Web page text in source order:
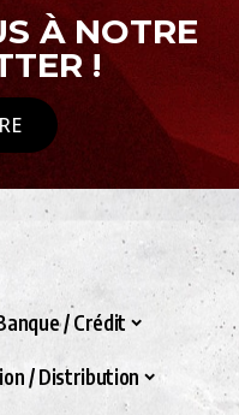
À NOTRE
!
/ Crédit
/ Distribution